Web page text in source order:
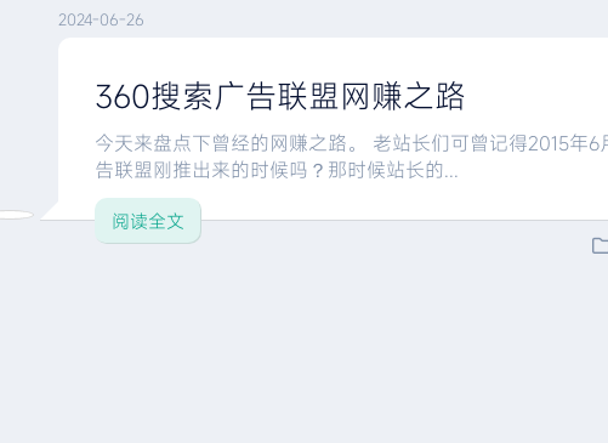
2024-06-26
360搜索广告联盟网赚之路
今天来盘点下曾经的网赚之路。 老站长们可曾记得2015年
告联盟刚推出来的时候吗？那时候站长的...
阅读全文